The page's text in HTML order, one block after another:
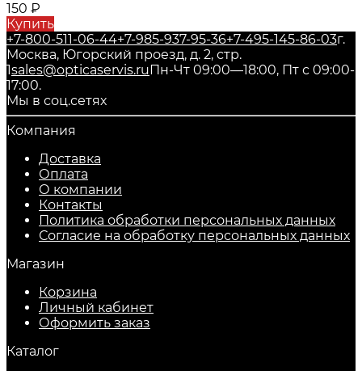
150 ₽
Купить
+7-800-511-06-44+7-985-937-95-36+7-495-145-86-03г.
Москва, Югорский проезд, д. 2, стр.
1sales@opticaservis.ruПн-Чт 09:00—18:00, Пт с 09:00-
17:00.
Мы в соц.сетях
Компания
Доставка
Оплата
О компании
Контакты
Политика обработки персональных данных
Согласие на обработку персональных данных
Магазин
Корзина
Личный кабинет
Оформить заказ
Каталог